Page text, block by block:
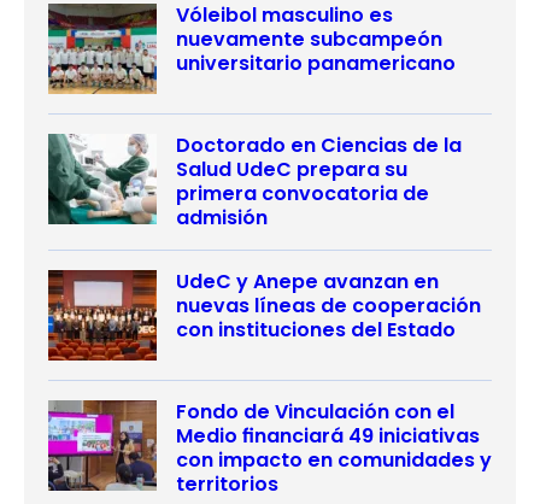
Vóleibol masculino es
nuevamente subcampeón
universitario panamericano
Doctorado en Ciencias de la
Salud UdeC prepara su
primera convocatoria de
admisión
UdeC y Anepe avanzan en
nuevas líneas de cooperación
con instituciones del Estado
Fondo de Vinculación con el
Medio financiará 49 iniciativas
con impacto en comunidades y
territorios